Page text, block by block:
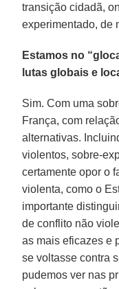
transição cidadã,
experimentado, de
Estamos no
lutas globais e
Sim. Com uma
França, com
alternativas.
violentos, sobre-
certamente opor o
violenta, como o
importante
de conflito não
as mais eficazes e
se voltasse contra
pudemos ver nas